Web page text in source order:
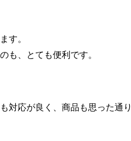
す。
も、とても便利です。
対応が良く、商品も思った通